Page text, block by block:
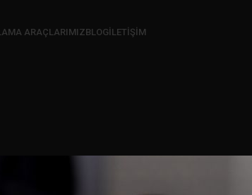
ARAÇLARIMIZBLOGİLETIŞIM